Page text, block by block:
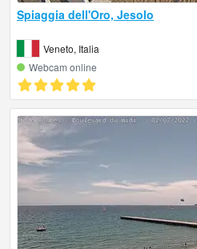
Spiaggia dell'Oro, Jesolo
Veneto, Italia
Webcam online